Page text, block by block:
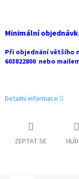
Minimální
Při objednání většího
603822800 nebo
Detailní informace
ZEPTAT SE